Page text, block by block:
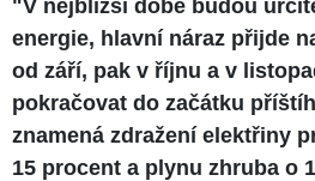
"V nejbližší době budou
energie, hlavní náraz přijde
od září, pak v říjnu a v
pokračovat do začátku
znamená zdražení elektřiny
15 procent a plynu zhruba o